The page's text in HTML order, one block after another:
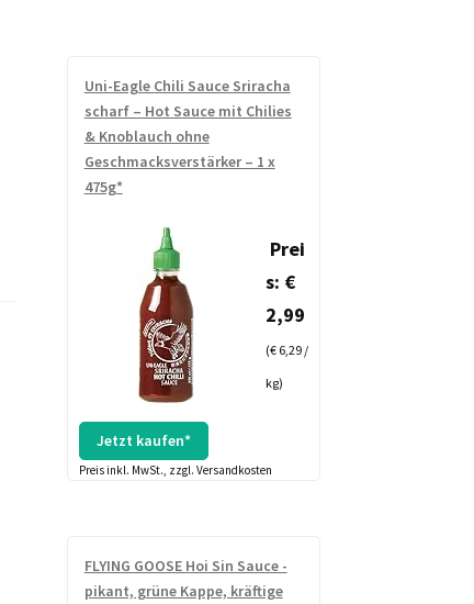
Uni-Eagle Chili Sauce Sriracha
scharf – Hot Sauce mit Chilies
& Knoblauch ohne
Geschmacksverstärker – 1 x
475g*
Prei
s: €
2,99
(€ 6,29 /
kg)
Jetzt kaufen*
Preis inkl. MwSt., zzgl. Versandkosten
FLYING GOOSE Hoi Sin Sauce -
pikant, grüne Kappe, kräftige